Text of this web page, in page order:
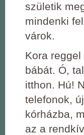
születik
mindenki
várok.
Kora
bábát. Ó,
itthon. Hú!
telefonok,
kórházba,
az a